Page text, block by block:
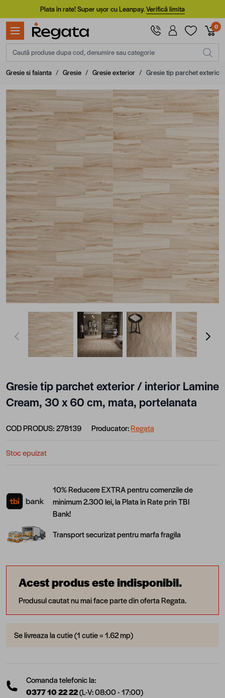
Mergi la ConținutPlata în rate! Super ușor cu Leanpay.Verifică limita
0
Caută produse dupa cod, denumire sau categorie
Gresie si faianta / Gresie / Gresie exterior / Gresie tip parchet
View larger imageView larger imageView larger image
Gresie tip parchet exterior / interior Lamine
Cream, 30 x 60 cm, mata, portelanata
COD PRODUS:278139 Producator:Regata
Stoc epuizat
10% Reducere EXTRA pentru comenzile de
minimum 2.300 lei, la Plata în Rate prin TBI
Bank!
Transport securizat pentru marfa fragila
Acest produs este indisponibil.
Produsul cautat nu mai face parte din oferta Regata.
Se livreaza la cutie (1 cutie = 1.62 mp)
Comanda telefonic la:
0377 10 22 22(L-V: 08:00 - 17:00)